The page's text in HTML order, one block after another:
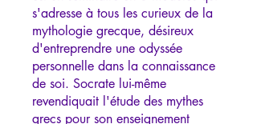
s'adresse à tous les curieux de la
mythologie grecque, désireux
d'entreprendre une odyssée
personnelle dans la connaissance
de soi. Socrate lui-même
revendiquait l'étude des mythes
grecs pour son enseignement